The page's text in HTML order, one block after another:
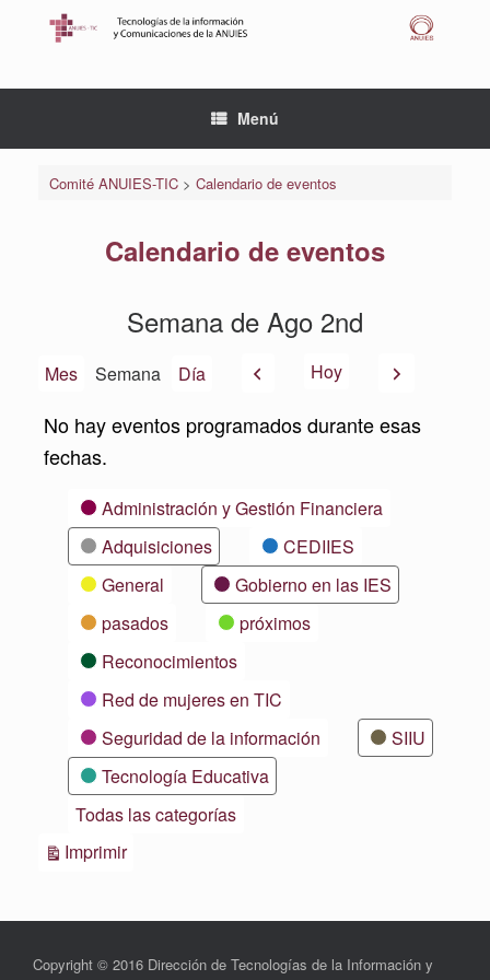
Menú
Comité ANUIES-TIC> Calendario de eventos
Calendario de eventos
Semana de Ago 2nd
Mes Semana Día AnteriorHoy Siguiente
No hay eventos programados durante esas
fechas.
CategoríasAdministración y Gestión Financiera
Adquisiciones
CEDIIES
General
Gobierno en las IES
pasados
próximos
Reconocimientos
Red de mujeres en TIC
Seguridad de la información
SIIU
Tecnología Educativa
Todas las categorías
ImprimirVistas
Copyright © 2016 Dirección de Tecnologías de la Información y